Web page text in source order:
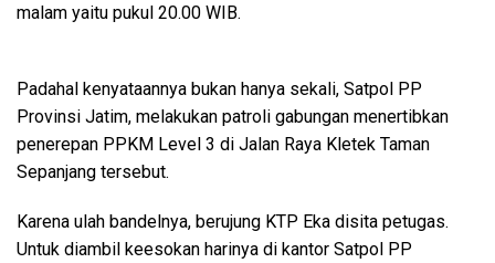
malam yaitu pukul 20.00 WIB.
Padahal kenyataannya bukan hanya sekali, Satpol PP
Provinsi Jatim, melakukan patroli gabungan menertibkan
penerepan PPKM Level 3 di Jalan Raya Kletek Taman
Sepanjang tersebut.
Karena ulah bandelnya, berujung KTP Eka disita petugas.
Untuk diambil keesokan harinya di kantor Satpol PP